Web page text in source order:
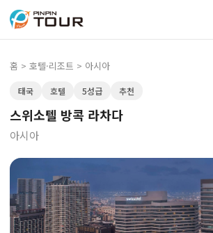
홈 > 호텔·리조트 > 아시아
태국 호텔 5성급 추천
스위소텔 방콕 라차다
아시아